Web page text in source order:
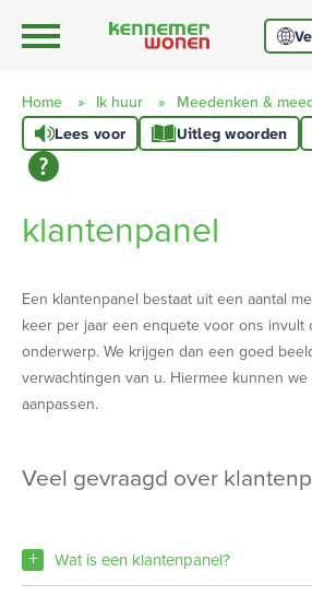
Naar hoofdinhoud
Naar hoofdnavigatiemenu
Naar zoeken
Naar de homepage
Ga naar Hoofd
Home Ik huur Meedenken &
Lees voor Uitleg woorden
klantenpanel
Een klantenpanel bestaat uit een aantal
keer per jaar een enquete voor ons invult
onderwerp. We krijgen dan een goed
verwachtingen van u. Hiermee kunnen
aanpassen.
veel gevraagd over
Wat is een klantenpanel?